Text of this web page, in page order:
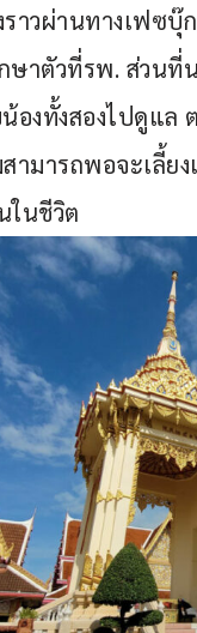
ราวผ่านทางเฟซ
ษาตัวที่รพ. ส่วนที่
องทั้งสองไปดูแล
ามารถพอจะเลี้ย
ในชีวิต